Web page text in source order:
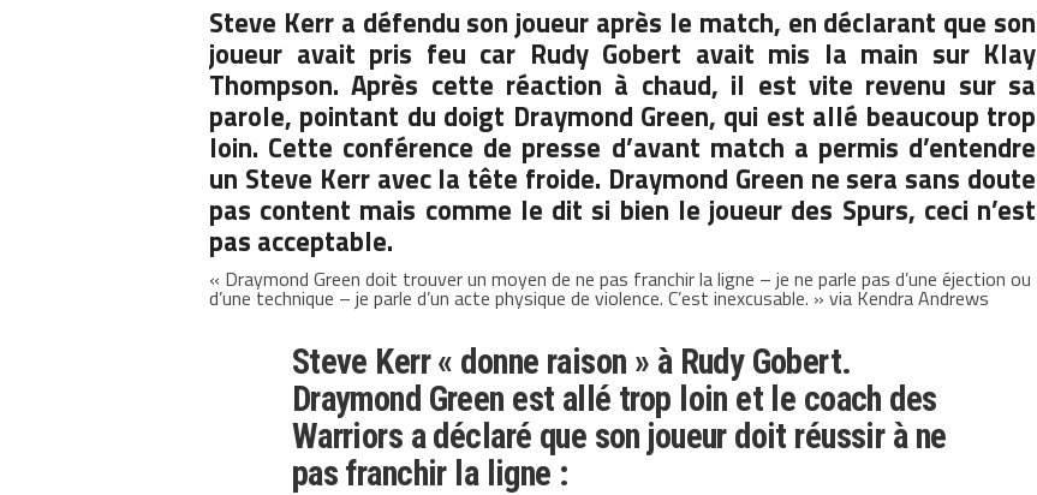
Steve Kerr a défendu son joueur après le match, en déclarant que son
joueur avait pris feu car Rudy Gobert avait mis la main sur Klay
Thompson. Après cette réaction à chaud, il est vite revenu sur sa
parole, pointant du doigt Draymond Green, qui est allé beaucoup trop
loin. Cette conférence de presse d’avant match a permis d’entendre
un Steve Kerr avec la tête froide. Draymond Green ne sera sans doute
pas content mais comme le dit si bien le joueur des Spurs, ceci n’est
pas acceptable.
« Draymond Green doit trouver un moyen de ne pas franchir la ligne – je ne parle pas d’une éjection ou
d’une technique – je parle d’un acte physique de violence. C’est inexcusable. » via Kendra Andrews
Steve Kerr « donne raison » à Rudy Gobert.
Draymond Green est allé trop loin et le coach des
Warriors a déclaré que son joueur doit réussir à ne
pas franchir la ligne :